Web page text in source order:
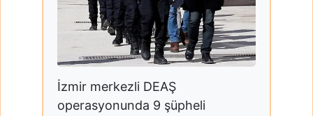
İzmir merkezli DEAŞ
operasyonunda 9 şüpheli